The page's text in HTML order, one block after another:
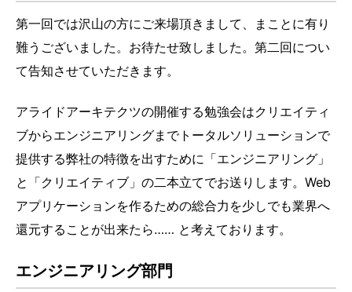
第一回では沢山の方にご来場頂きまして、まことに有り
難うございました。お待たせ致しました。第二回につい
て告知させていただきます。
アライドアーキテクツの開催する勉強会はクリエイティ
ブからエンジニアリングまでトータルソリューションで
提供する弊社の特徴を出すために「エンジニアリング」
と「クリエイティブ」の二本立てでお送りします。Web
アプリケーションを作るための総合力を少しでも業界へ
還元することが出来たら…… と考えております。
エンジニアリング部門